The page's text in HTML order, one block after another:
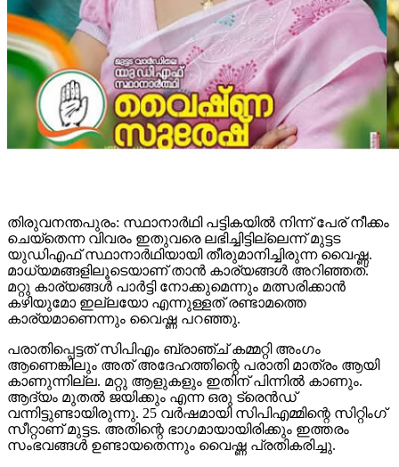
തിരുവനന്തപുരം: സ്ഥാനാര്‍ഥി പട്ടികയില്‍ നിന്ന് പേര് നീക്കം
ചെയ്‌തെന്ന വിവരം ഇതുവരെ ലഭിച്ചിട്ടില്ലെന്ന് മുട്ടട
യുഡിഎഫ് സ്ഥാനാര്‍ഥിയായി തീരുമാനിച്ചിരുന്ന വൈഷ്ണ.
മാധ്യമങ്ങളിലൂടെയാണ് താന്‍ കാര്യങ്ങള്‍ അറിഞ്ഞത്.
മറ്റു കാര്യങ്ങള്‍ പാര്‍ട്ടി നോക്കുമെന്നും മത്സരിക്കാന്‍
കഴിയുമോ ഇല്ലയോ എന്നുള്ളത് രണ്ടാമത്തെ
കാര്യമാണെന്നും വൈഷ്ണ പറഞ്ഞു.
പരാതിപ്പെട്ടത് സിപിഎം ബ്രാഞ്ച് കമ്മറ്റി അംഗം
ആണെങ്കിലും അത് അദേഹത്തിന്റെ പരാതി മാത്രം ആയി
കാണുന്നില്ല. മറ്റു ആളുകളും ഇതിന് പിന്നില്‍ കാണും.
ആദ്യം മുതല്‍ ജയിക്കും എന്ന ഒരു ട്രെന്‍ഡ്
വന്നിട്ടുണ്ടായിരുന്നു. 25 വര്‍ഷമായി സിപിഎമ്മിന്റെ സിറ്റിംഗ്
സീറ്റാണ് മുട്ടട. അതിന്റെ ഭാഗമായായിരിക്കും ഇത്തരം
സംഭവങ്ങള്‍ ഉണ്ടായതെന്നും വൈഷ്ണ പ്രതികരിച്ചു.